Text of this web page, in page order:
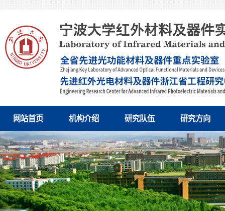
网站首页 机构介绍 研究队伍 研究方向